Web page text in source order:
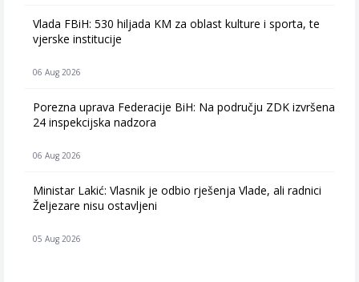
Vlada FBiH: 530 hiljada KM za oblast kulture i sporta, te
vjerske institucije
06 Aug 2026
Porezna uprava Federacije BiH: Na području ZDK izvršena
24 inspekcijska nadzora
06 Aug 2026
Ministar Lakić: Vlasnik je odbio rješenja Vlade, ali radnici
Željezare nisu ostavljeni
05 Aug 2026